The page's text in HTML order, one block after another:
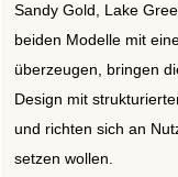
Sandy Gold, Lake
beiden Modelle mit
überzeugen, bringen
Design mit
und richten sich an
setzen wollen.